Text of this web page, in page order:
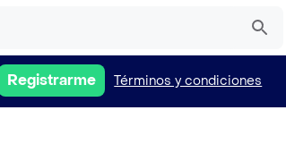
Registrarme Términos y condiciones